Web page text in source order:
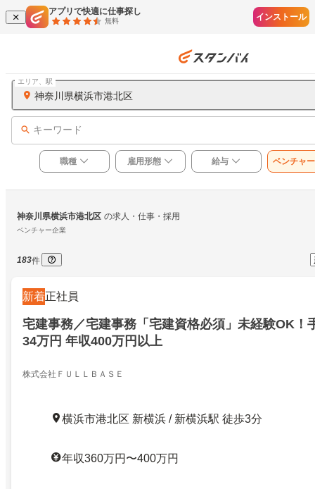
アプリで快適に仕事探し
無料 インストール
神奈川県横浜市港北区
エリア、駅
キーワード
職種 雇用形態 給与 ベンチャ
神奈川県横浜市港北区 の求人・仕事・採用
ベンチャー企業
183件
新着正社員
宅建事務／宅建事務「宅建資格必須」未経験OK！
34万円 年収400万円以上
株式会社ＦＵＬＬＢＡＳＥ
横浜市港北区 新横浜 / 新横浜駅 徒歩3分
年収360万円〜400万円